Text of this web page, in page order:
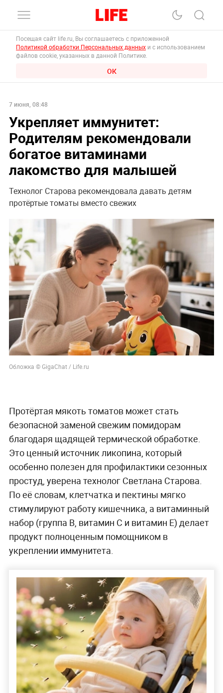
Посещая сайт life.ru, Вы соглашаетесь с приложенной
Политикой обработки Персональных данных и с использованием
файлов cookie, указанных в данной Политике.
ОК
7 июня, 08:48
Укрепляет иммунитет:
Родителям рекомендовали
богатое витаминами
лакомство для малышей
Технолог Старова рекомендовала давать детям
протёртые томаты вместо свежих
Обложка © GigaChat / Life.ru
Протёртая мякоть томатов может стать
безопасной заменой свежим помидорам
благодаря щадящей термической обработке.
Это ценный источник ликопина, который
особенно полезен для профилактики сезонных
простуд, уверена технолог Светлана Старова.
По её словам, клетчатка и пектины мягко
стимулируют работу кишечника, а витаминный
набор (группа B, витамин C и витамин E) делает
продукт полноценным помощником в
укреплении иммунитета.